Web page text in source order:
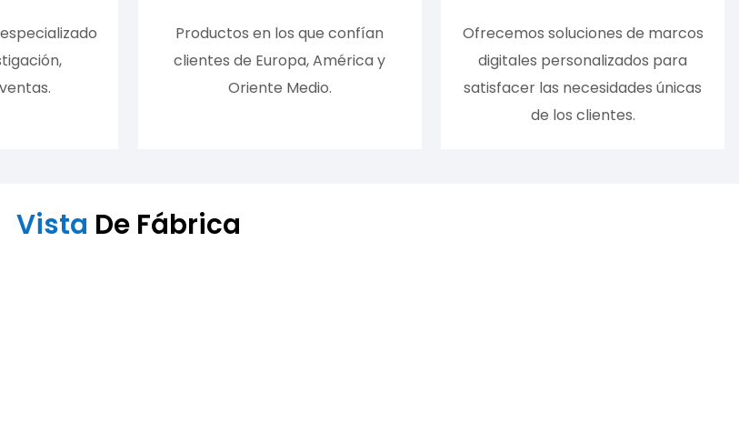
Productos en los que confían
clientes de Europa, América y
Oriente Medio.
Ofrecemos soluciones de marcos
digitales personalizados para
satisfacer las necesidades únicas
de los clientes.
Vista De Fábrica